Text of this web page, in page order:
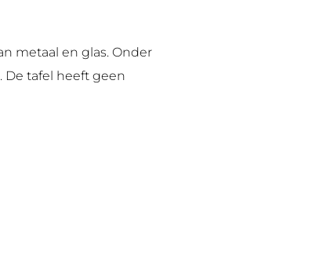
metaal en glas. Onder
De tafel heeft geen